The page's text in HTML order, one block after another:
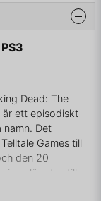
Dead: The
är ett episodiskt
namn. Det
Games till
den 20
släpptes till